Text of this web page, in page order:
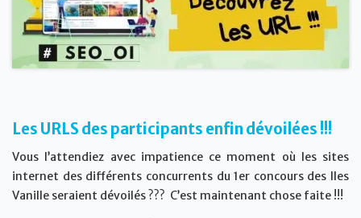
Les URLS des participants enfin dévoilées !!!
Vous l’attendiez avec impatience ce moment où les sites
internet des différents concurrents du 1er concours des Iles
Vanille seraient dévoilés ??? C’est maintenant chose faite !!!